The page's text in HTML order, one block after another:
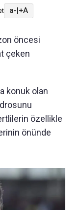
a-|+A
öncesi
çeken
konuk olan
özellikle
önünde